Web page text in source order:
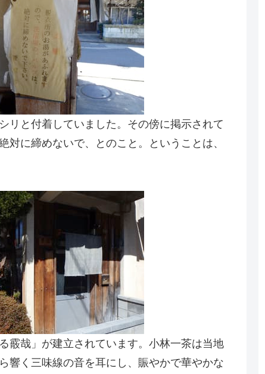
リと付着していました。その傍に掲示されて
に締めないで、とのこと。ということは、
霰哉」が建立されています。小林一茶は当地
響く三味線の音を耳にし、賑やかで華やかな